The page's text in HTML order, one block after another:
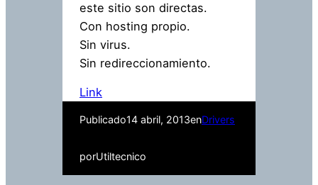
este sitio son directas.
Con hosting propio.
Sin virus.
Sin redireccionamiento.
Link
Publicado14 abril, 2013enDrivers
porUtiltecnico